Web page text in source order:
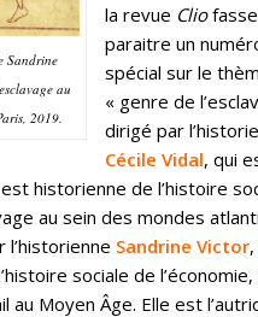
Sandrine
au
2019.
la revue Cliofasse
paraitre un
spécial sur le
« genre de
dirigé par
Cécile Vidal, qui
est historienne de l’histoire
au sein des mondes
Sandrine Victor
sociale de
Moyen Âge. Elle est